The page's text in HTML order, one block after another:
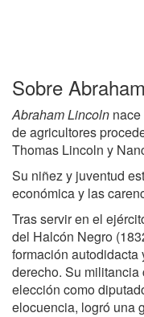
Sobre
Abraham Lincoln
de agricultores
Thomas Lincoln y
Su niñez y juventud
económica y las
Tras servir en el
del Halcón Negro
formación
derecho. Su
elección como
elocuencia, logró una